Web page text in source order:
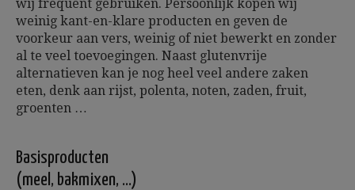
wij frequent gebruiken. Persoonlijk kopen wij
weinig kant-en-klare producten en geven de
voorkeur aan vers, weinig of niet bewerkt en zonder
al te veel toevoegingen. Naast glutenvrije
alternatieven kan je nog heel veel andere zaken
eten, denk aan rijst, polenta, noten, zaden, fruit,
groenten …
Basisproducten
(meel, bakmixen, …)